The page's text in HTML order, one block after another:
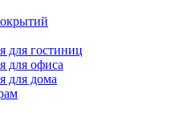
для гостиниц
для офиса
для дома